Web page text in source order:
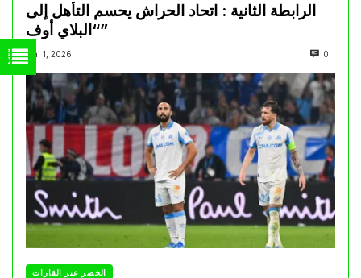
الرابطة الثانية : اتحاد الحراش يحسم التأهل إلى
“البلاي أوف”
Mai 1, 2026 0
الخضر عبر القارات